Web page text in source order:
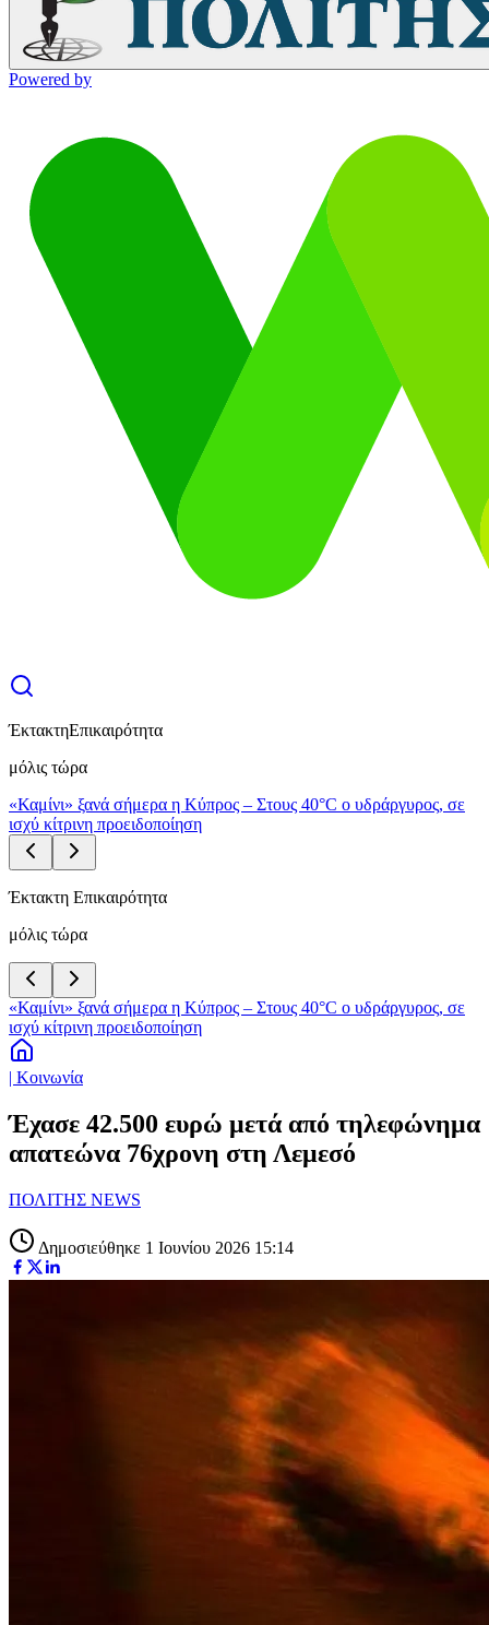
Powered by
ΈκτακτηΕπικαιρότητα
μόλις τώρα
«Καμίνι» ξανά σήμερα η Κύπρος – Στους 40°C ο υδράργυρος, σε
ισχύ κίτρινη προειδοποίηση
Έκτακτη Επικαιρότητα
μόλις τώρα
«Καμίνι» ξανά σήμερα η Κύπρος – Στους 40°C ο υδράργυρος, σε
ισχύ κίτρινη προειδοποίηση
| Κοινωνία
Έχασε 42.500 ευρώ μετά από τηλεφώνημα
απατεώνα 76χρονη στη Λεμεσό
ΠΟΛΙΤΗΣ NEWS
Δημοσιεύθηκε 1 Ιουνίου 2026 15:14